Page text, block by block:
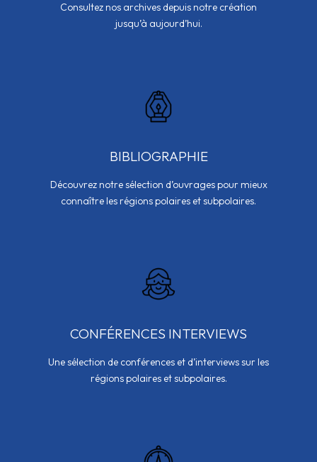
Consultez nos archives depuis notre création
jusqu’à aujourd’hui.
BIBLIOGRAPHIE
Découvrez notre sélection d’ouvrages pour mieux
connaître les régions polaires et subpolaires.
CONFÉRENCES INTERVIEWS
Une sélection de conférences et d’interviews sur les
régions polaires et subpolaires.